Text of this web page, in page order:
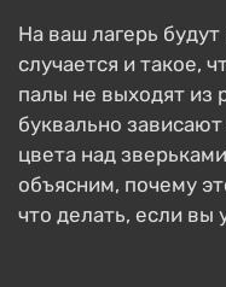
На ваш лагерь будут
случается и такое,
палы не выходят
буквально
цвета над
объясним, почему
что делать, если вы